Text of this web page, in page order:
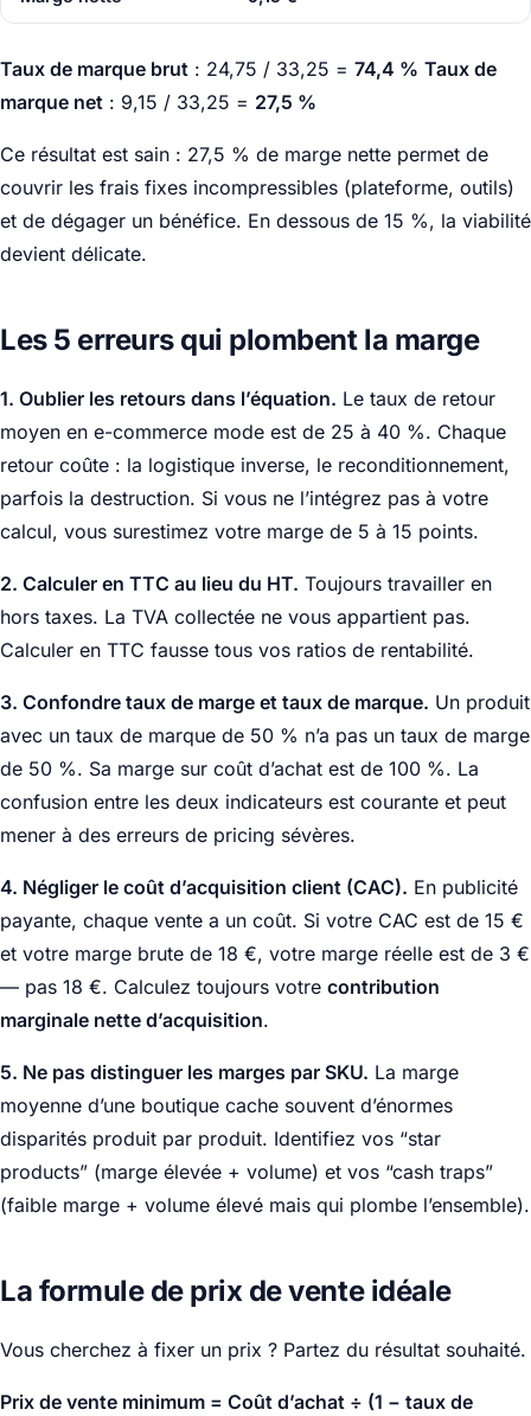
Taux de marque brut : 24,75 / 33,25 = 74,4 % Taux de
marque net : 9,15 / 33,25 = 27,5 %
Ce résultat est sain : 27,5 % de marge nette permet de
couvrir les frais fixes incompressibles (plateforme, outils)
et de dégager un bénéfice. En dessous de 15 %, la viabilité
devient délicate.
Les 5 erreurs qui plombent la marge
1. Oublier les retours dans l’équation. Le taux de retour
moyen en e-commerce mode est de 25 à 40 %. Chaque
retour coûte : la logistique inverse, le reconditionnement,
parfois la destruction. Si vous ne l’intégrez pas à votre
calcul, vous surestimez votre marge de 5 à 15 points.
2. Calculer en TTC au lieu du HT. Toujours travailler en
hors taxes. La TVA collectée ne vous appartient pas.
Calculer en TTC fausse tous vos ratios de rentabilité.
3. Confondre taux de marge et taux de marque. Un produit
avec un taux de marque de 50 % n’a pas un taux de marge
de 50 %. Sa marge sur coût d’achat est de 100 %. La
confusion entre les deux indicateurs est courante et peut
mener à des erreurs de pricing sévères.
4. Négliger le coût d’acquisition client (CAC). En publicité
payante, chaque vente a un coût. Si votre CAC est de 15 €
et votre marge brute de 18 €, votre marge réelle est de 3 €
— pas 18 €. Calculez toujours votre contribution
marginale nette d’acquisition.
5. Ne pas distinguer les marges par SKU. La marge
moyenne d’une boutique cache souvent d’énormes
disparités produit par produit. Identifiez vos “star
products” (marge élevée + volume) et vos “cash traps”
(faible marge + volume élevé mais qui plombe l’ensemble).
La formule de prix de vente idéale
Vous cherchez à fixer un prix ? Partez du résultat souhaité.
Prix de vente minimum = Coût d’achat ÷ (1 − taux de